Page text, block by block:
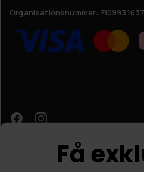
Organisationsnummer: FI09931637
Få